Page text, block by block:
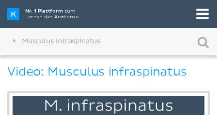
Nr. 1 Plattformzum
Lernen der Anatomie
Musculus infraspinatus
Video: Musculus infraspinatus